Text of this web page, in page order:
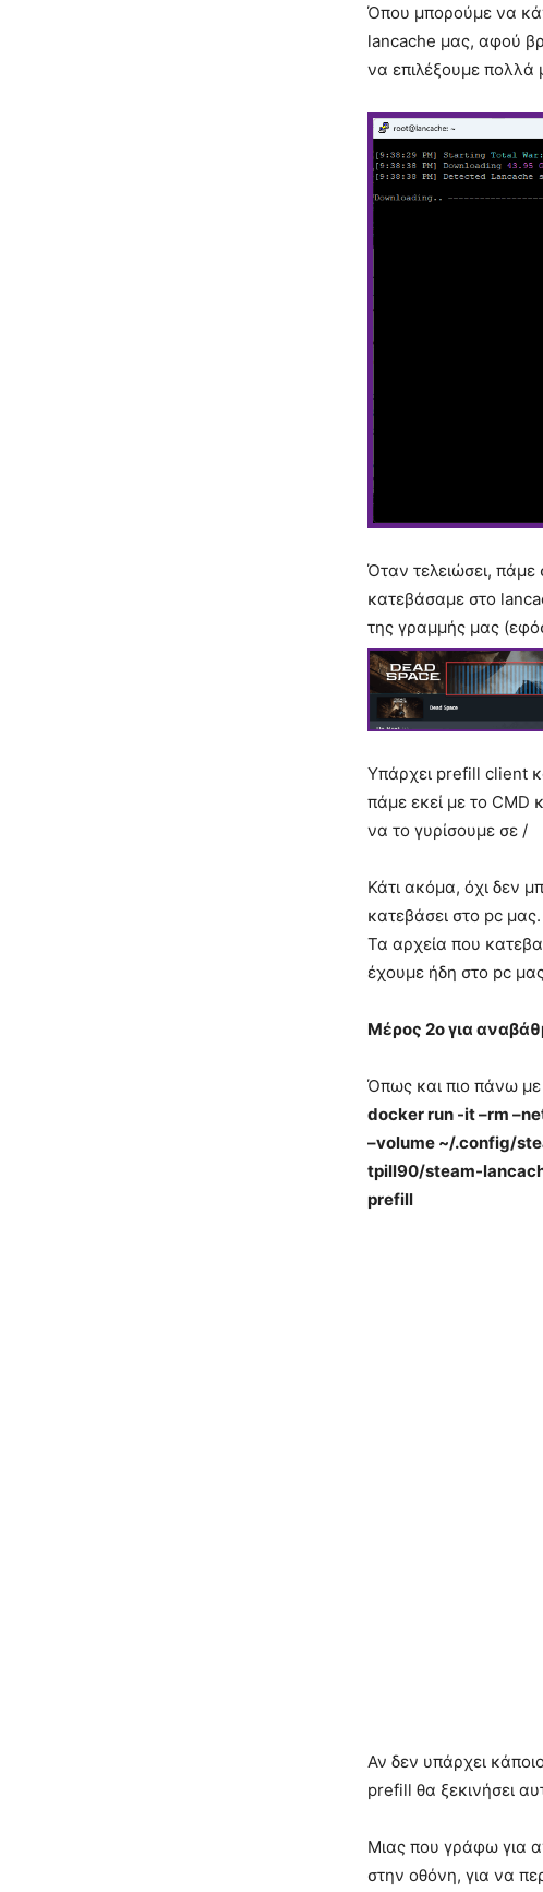
Όπου μπορούμε να
lancache μας, αφού
να επιλέξουμε πολλά
Όταν τελειώσει,
κατεβάσαμε στο
της γραμμής μας
Υπάρχει prefill client
πάμε εκεί με το CMD
να το γυρίσουμε σε /
Κάτι ακόμα, όχι δεν
κατεβάσει στο pc μας.
Τα αρχεία που
έχουμε ήδη στο pc
Mέρος 2ο για
Όπως και πιο πάνω με
docker run -it –rm
–volume ~/.config/
tpill90/steam-
prefill
Αν δεν υπάρχει
prefill θα ξεκινήσει
Μιας που γράφω για
στην οθόνη, για να